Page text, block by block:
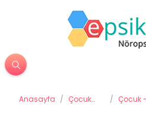
Anasayfa / Çocuk
/ Çocuk -